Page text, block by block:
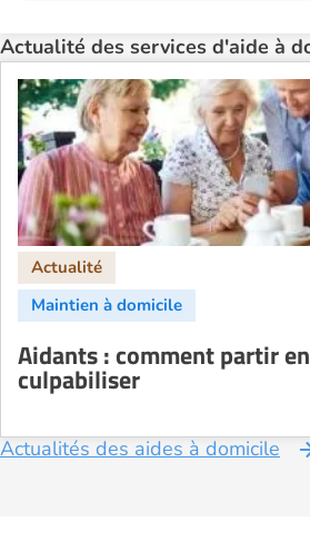
Actualité des services d'aide à
Aidants : comment partir
culpabiliser
Actualités des aides à domicile